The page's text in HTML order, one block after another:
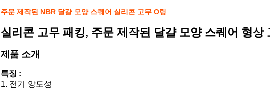
주문 제작된 NBR 달걀 모양 스퀘어 실리콘 고무 O링
실리콘 고무 패킹, 주문 제작된 달걀 모양 스퀘어 형상
제품 소개
특징 :
1. 전기 양도성